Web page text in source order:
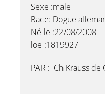
Sexe :male
Race: Dogue
Né le :22/08/2008
loe :1819927
PAR : Ch Krauss